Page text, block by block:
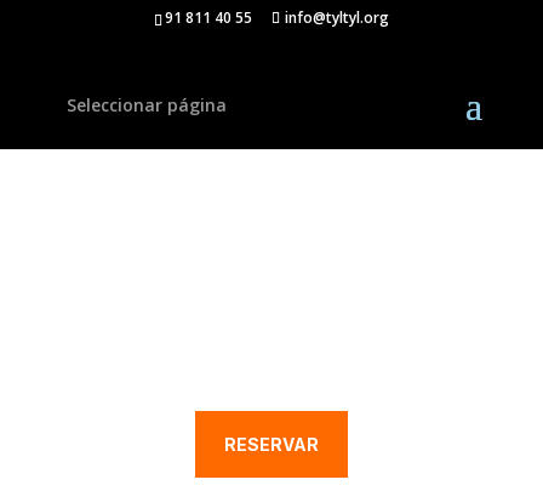
91 811 40 55 info@tyltyl.org
Seleccionar página
RESERVAR